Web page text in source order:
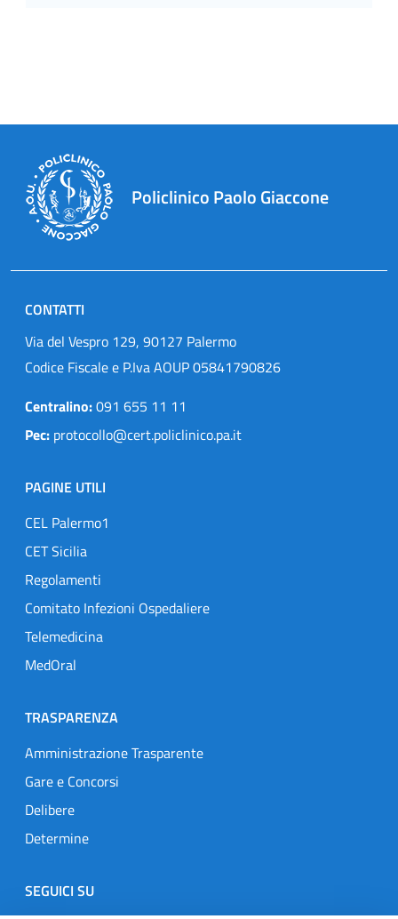
Policlinico Paolo Giaccone
CONTATTI
Via del Vespro 129, 90127 Palermo
Codice Fiscale e P.Iva AOUP 05841790826
Centralino:091 655 11 11
Pec: protocollo@cert.policlinico.pa.it
PAGINE UTILI
CEL Palermo1
CET Sicilia
Regolamenti
Comitato Infezioni Ospedaliere
Telemedicina
MedOral
TRASPARENZA
Amministrazione Trasparente
Gare e Concorsi
Delibere
Determine
SEGUICI SU